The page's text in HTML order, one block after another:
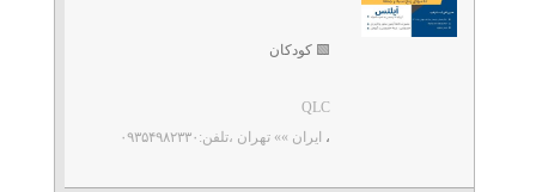
🟩 کودکان
🟥بزرگسالان
QLC
، ایران »» تهران ،تلفن:۰۹۳۵۴۹۸۲۳۳۰